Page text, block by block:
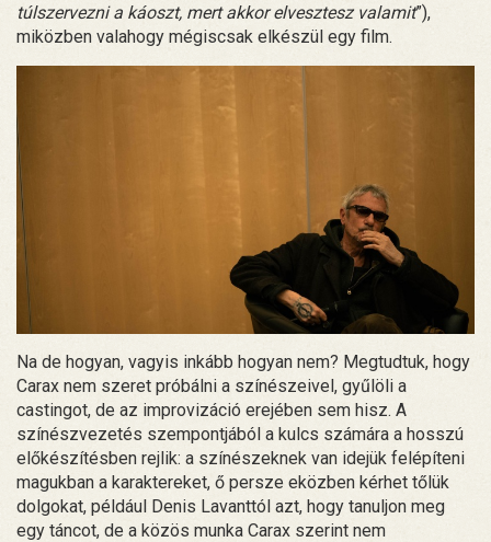
túlszervezni a káoszt, mert akkor elvesztesz valamit”),
miközben valahogy mégiscsak elkészül egy film.
Na de hogyan, vagyis inkább hogyan nem? Megtudtuk, hogy
Carax nem szeret próbálni a színészeivel, gyűlöli a
castingot, de az improvizáció erejében sem hisz. A
színészvezetés szempontjából a kulcs számára a hosszú
előkészítésben rejlik: a színészeknek van idejük felépíteni
magukban a karaktereket, ő persze eközben kérhet tőlük
dolgokat, például Denis Lavanttól azt, hogy tanuljon meg
egy táncot, de a közös munka Carax szerint nem